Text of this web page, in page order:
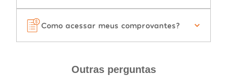
Como acessar meus comprovantes?
Outras perguntas